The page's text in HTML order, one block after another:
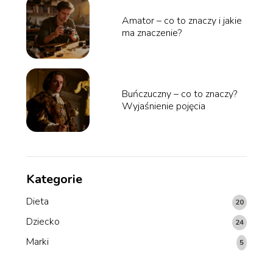
Amator – co to znaczy i jakie
ma znaczenie?
Buńczuczny – co to znaczy?
Wyjaśnienie pojęcia
Kategorie
Dieta 20
Dziecko 24
Marki 5